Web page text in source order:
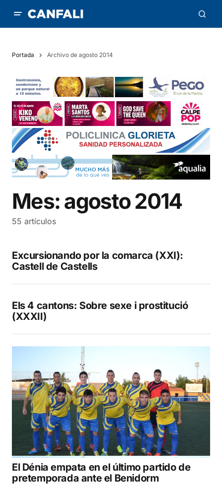
Portada Archivo de agosto 2014
Mes:agosto 2014
55 artículos
Excursionando por la comarca (XXI):
Castell de Castells
Els 4 cantons: Sobre sexe i prostitució
(XXXII)
El Dénia empata en el último partido de
pretemporada ante el Benidorm